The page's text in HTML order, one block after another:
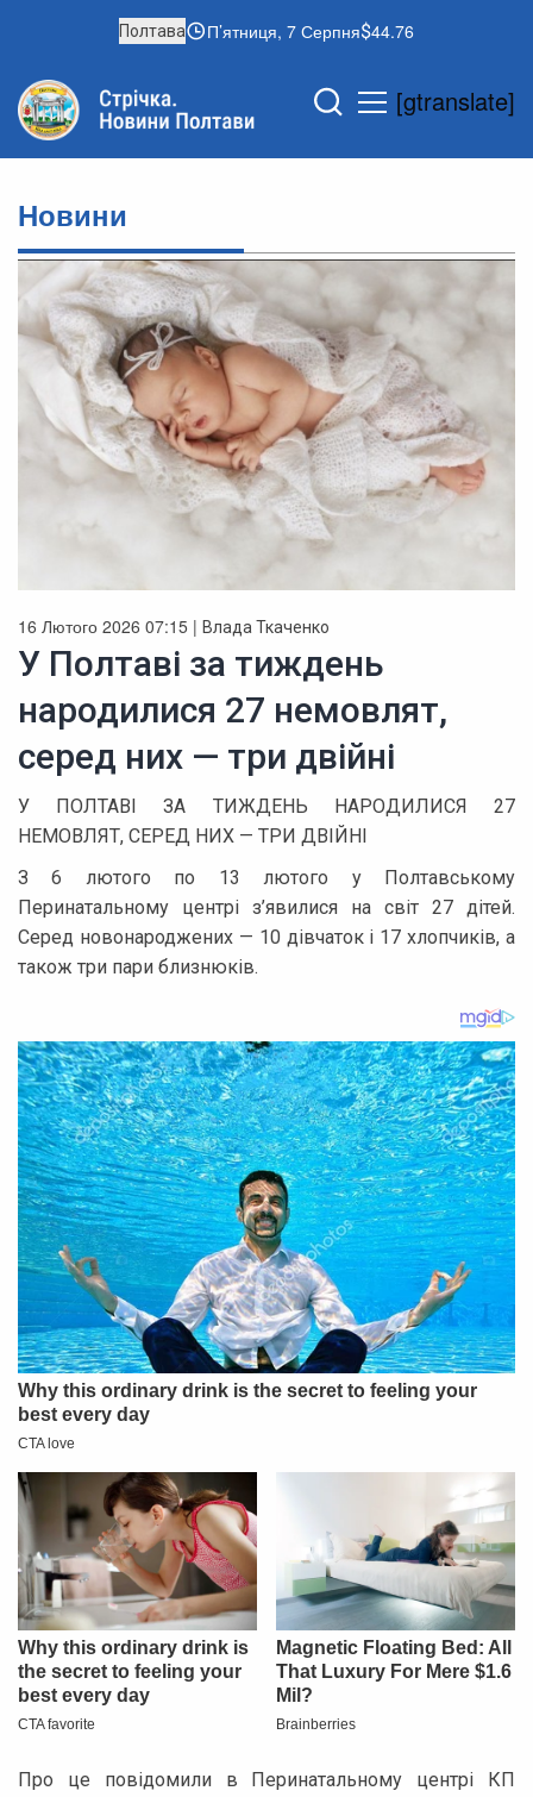
Полтава П’ятниця, 7 Серпня 44.76
[gtranslate]
Новини
16 Лютого 2026 07:15 | Влада Ткаченко
У Полтаві за тиждень
народилися 27 немовлят,
серед них — три двійні
У ПОЛТАВІ ЗА ТИЖДЕНЬ НАРОДИЛИСЯ 27
НЕМОВЛЯТ, СЕРЕД НИХ — ТРИ ДВІЙНІ
З 6 лютого по 13 лютого у Полтавському
Перинатальному центрі з’явилися на світ 27 дітей.
Серед новонароджених — 10 дівчаток і 17 хлопчиків, а
також три пари близнюків.
Про це повідомили в Перинатальному центрі КП